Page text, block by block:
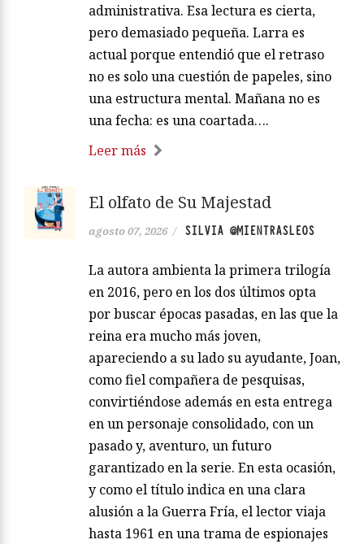
administrativa. Esa lectura es cierta,
pero demasiado pequeña. Larra es
actual porque entendió que el retraso
no es solo una cuestión de papeles, sino
una estructura mental. Mañana no es
una fecha: es una coartada….
Leer más
El olfato de Su Majestad
agosto 07, 2026 / SILVIA @MIENTRASLEOS
La autora ambienta la primera trilogía
en 2016, pero en los dos últimos opta
por buscar épocas pasadas, en las que la
reina era mucho más joven,
apareciendo a su lado su ayudante, Joan,
como fiel compañera de pesquisas,
convirtiéndose además en esta entrega
en un personaje consolidado, con un
pasado y, aventuro, un futuro
garantizado en la serie. En esta ocasión,
y como el título indica en una clara
alusión a la Guerra Fría, el lector viaja
hasta 1961 en una trama de espionajes